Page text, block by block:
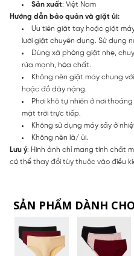
Sản xuất: Việt Nam
Hướng dẫn bảo quản và giặt ủi:
Ưu tiên giặt tay hoặc giặt
lưới giặt chuyên dụng. Sử dụng
Dùng xà phòng giặt nhẹ,
rửa mạnh, hóa chất.
Không nên giặt máy chung
hoặc đồ dày nặng.
Phơi khô tự nhiên ở nơi
mặt trời trực tiếp.
Không sử dụng máy sấy ở
Không nên là/ ủi.
Lưu ý: Hình ảnh chỉ mang tính chất
có thể thay đổi tùy thuộc vào điều
SẢN PHẨM DÀNH